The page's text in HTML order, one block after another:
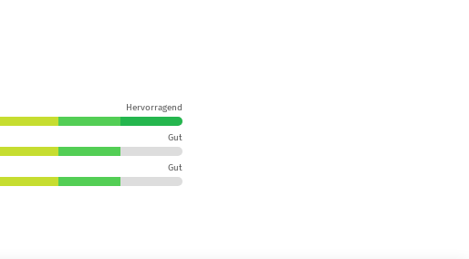
Hervorragend
Gut
Gut